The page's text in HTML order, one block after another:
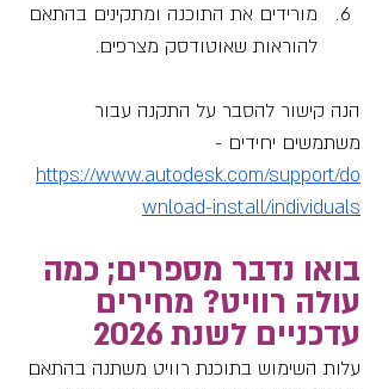
מורידים את התוכנה ומתקינים בהתאם
להוראות שאוטודסק מצרפים.
הנה קישור להסבר על התקנה עבור
משתמשים יחידים -
https://www.autodesk.com/support/do
wnload-install/individuals
בואו נדבר מספרים; כמה
עולה רוויט? מחירים
עדכניים לשנת 2026
עלות השימוש בתוכנת רוויט משתנה בהתאם